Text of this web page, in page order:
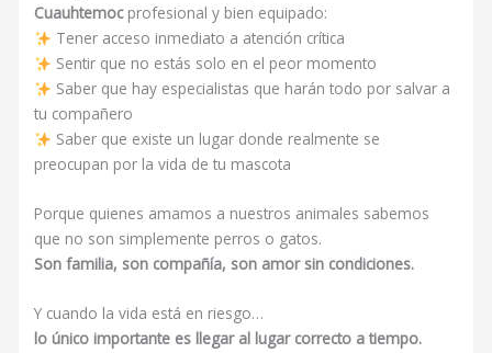
Cuauhtemocprofesional y bien equipado:
Tener acceso inmediato a atención crítica
Sentir que no estás solo en el peor momento
Saber que hay especialistas que harán todo por salvar a
tu compañero
Saber que existe un lugar donde realmente se
preocupan por la vida de tu mascota
Porque quienes amamos a nuestros animales sabemos
que no son simplemente perros o gatos.
Son familia, son compañía, son amor sin condiciones.
Y cuando la vida está en riesgo…
lo único importante es llegar al lugar correcto a tiempo.